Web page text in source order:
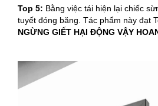
Top 5: Bằng việc tái hiện lại chiếc
tuyết đóng băng. Tác phẩm này đạt
NGỪNG GIẾT HẠI ĐỘNG VẬY